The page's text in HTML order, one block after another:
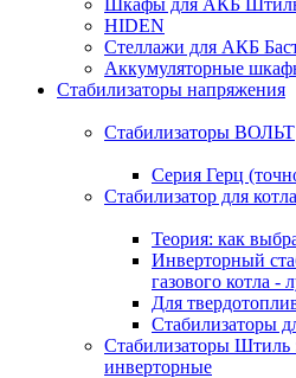
Шкафы для АКБ
HIDEN
Стеллажи для АКБ
Аккумуляторные
Стабилизаторы напряжения
Стабилизаторы ВОЛЬТ
Серия Герц
Стабилизатор для котла
Теория: как
Инверторный
газового котла -
Для
Стабилизаторы
Стабилизаторы Штиль
инверторные